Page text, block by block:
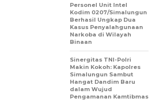
Personel Unit Intel
Kodim 0207/Simalungun
Berhasil Ungkap Dua
Kasus Penyalahgunaan
Narkoba di Wilayah
Binaan
Sinergitas TNI-Polri
Makin Kokoh: Kapolres
Simalungun Sambut
Hangat Dandim Baru
dalam Wujud
Pengamanan Kamtibmas